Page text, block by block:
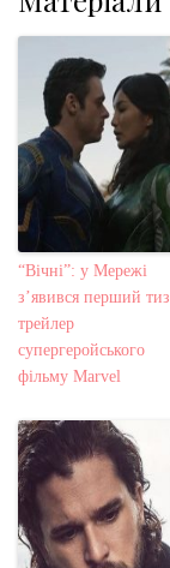
“Вічні”: у Мережі
з’явився перший
трейлер
супергеройського
фільму Marvel